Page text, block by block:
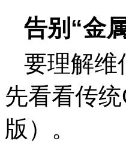
告别“金
要理解维
先看看传
版）。